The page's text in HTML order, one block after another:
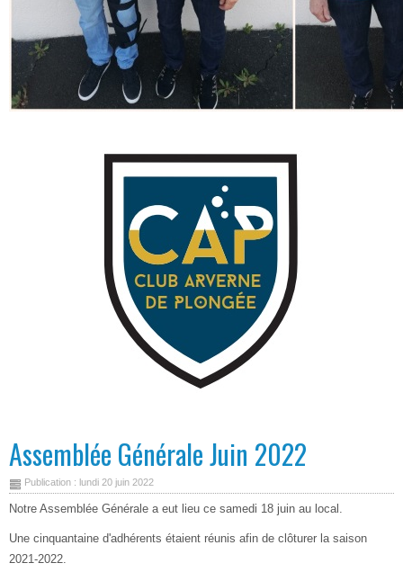
Assemblée Générale Juin 2022
Publication : lundi 20 juin 2022
Notre Assemblée Générale a eut lieu ce samedi 18 juin au local.
Une cinquantaine d'adhérents étaient réunis afin de clôturer la saison
2021-2022.